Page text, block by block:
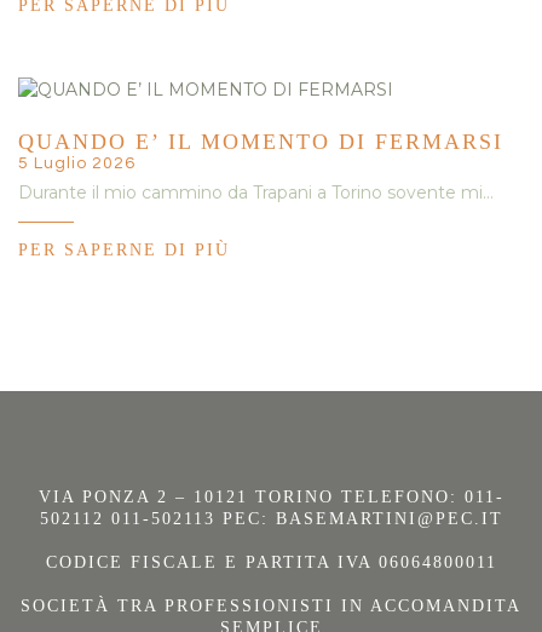
PER SAPERNE DI PIÙ
QUANDO E’ IL MOMENTO DI FERMARSI
5 Luglio 2026
Durante il mio cammino da Trapani a Torino sovente mi…
PER SAPERNE DI PIÙ
VIA PONZA 2 – 10121 TORINO TELEFONO: 011-
502112 011-502113 PEC: BASEMARTINI@PEC.IT
CODICE FISCALE E PARTITA IVA 06064800011
SOCIETÀ TRA PROFESSIONISTI IN ACCOMANDITA
SEMPLICE